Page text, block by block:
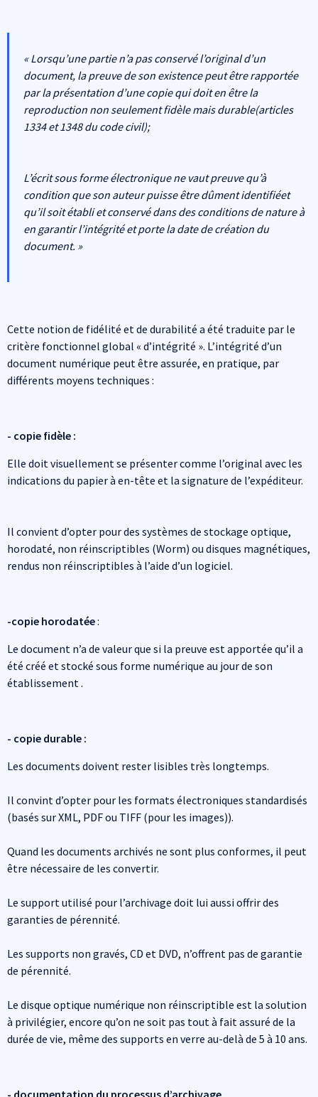
« Lorsqu’une partie n’a pas conservé l’original d’un
document, la preuve de son existence peut être rapportée
par la présentation d’une copie qui doit en être la
reproduction non seulement fidèle mais durable(articles
1334 et 1348 du code civil);
L’écrit sous forme électronique ne vaut preuve qu’à
condition que son auteur puisse être dûment identifiéet
qu’il soit établi et conservé dans des conditions de nature à
en garantir l’intégrité et porte la date de création du
document. »
​​Cette notion de fidélité et de durabilité a été traduite par le
critère fonctionnel global « d’intégrité ». L’intégrité d’un
document numérique peut être assurée, en pratique, par
différents moyens techniques :
- copie fidèle :
Elle doit visuellement se présenter comme l’original avec les
indications du papier à en-tête et la signature de l’expéditeur.
Il convient d’opter pour des systèmes de stockage optique,
horodaté, non réinscriptibles (Worm) ou disques magnétiques,
rendus non réinscriptibles à l’aide d’un logiciel.
-copie horodatée:
Le document n’a de valeur que si la preuve est apportée qu’il a
été créé et stocké sous forme numérique au jour de son
établissement .
- copie durable :
Les documents doivent rester lisibles très longtemps.
Il convint d’opter pour les formats électroniques standardisés
(basés sur XML, PDF ou TIFF (pour les images)).
Quand les documents archivés ne sont plus conformes, il peut
être nécessaire de les convertir.
Le support utilisé pour l’archivage doit lui aussi offrir des
garanties de pérennité.
Les supports non gravés, CD et DVD, n’offrent pas de garantie
de pérennité.
Le disque optique numérique non réinscriptible est la solution
à privilégier, encore qu’on ne soit pas tout à fait assuré de la
durée de vie, même des supports en verre au-delà de 5 à 10 ans.
- documentation du processus d’archivage